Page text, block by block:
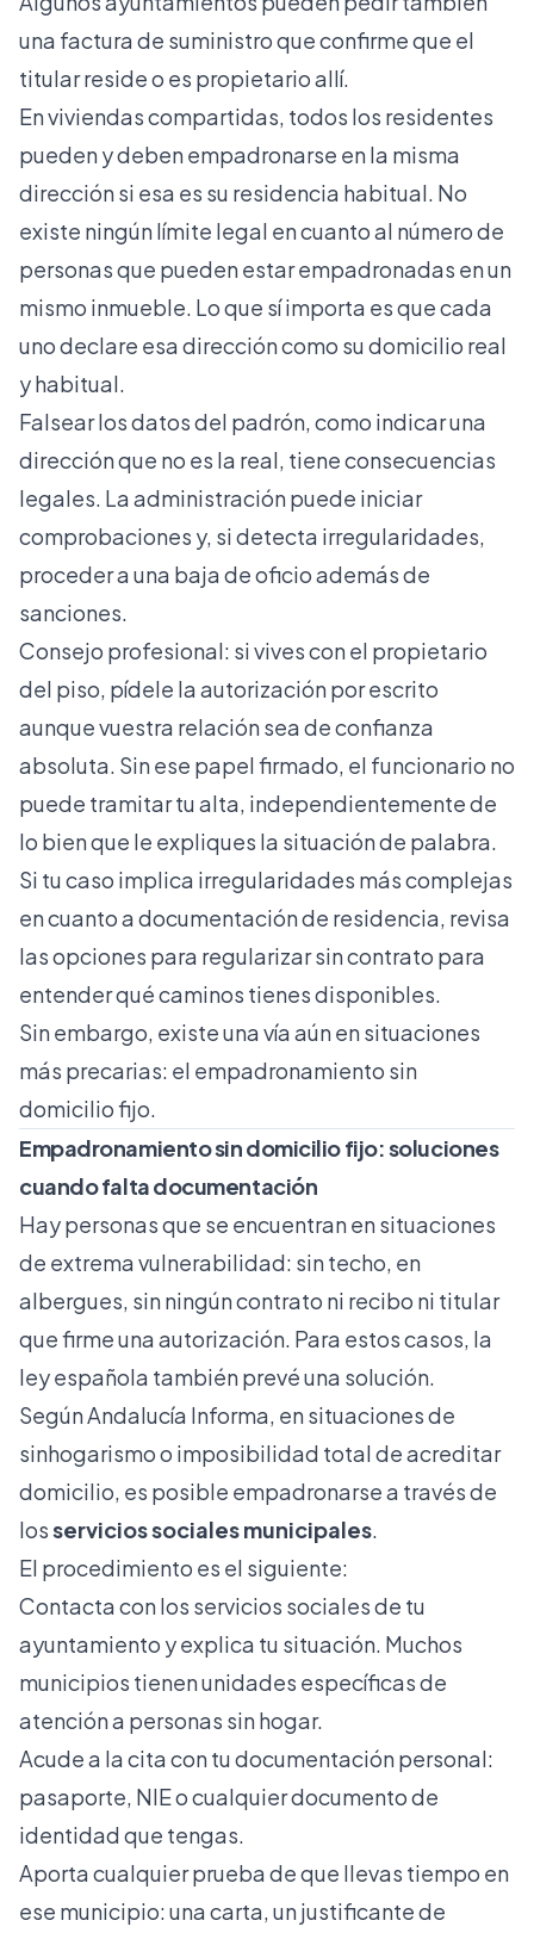
una factura de suministro que confirme que el
titular reside o es propietario allí.
En viviendas compartidas, todos los residentes
pueden y deben empadronarse en la misma
dirección si esa es su residencia habitual. No
existe ningún límite legal en cuanto al número de
personas que pueden estar empadronadas en un
mismo inmueble. Lo que sí importa es que cada
uno declare esa dirección como su domicilio real
y habitual.
Falsear los datos del padrón, como indicar una
dirección que no es la real, tiene consecuencias
legales. La administración puede iniciar
comprobaciones y, si detecta irregularidades,
proceder a una baja de oficio además de
sanciones.
Consejo profesional: si vives con el propietario
del piso, pídele la autorización por escrito
aunque vuestra relación sea de confianza
absoluta. Sin ese papel firmado, el funcionario no
puede tramitar tu alta, independientemente de
lo bien que le expliques la situación de palabra.
Si tu caso implica irregularidades más complejas
en cuanto a documentación de residencia, revisa
lasopciones para regularizar sin contrato para
entender qué caminos tienes disponibles.
Sin embargo, existe una vía aún en situaciones
más precarias: el empadronamiento sin
domicilio fijo.
Empadronamiento sin domicilio fijo: soluciones
cuando falta documentación
Hay personas que se encuentran en situaciones
de extrema vulnerabilidad: sin techo, en
albergues, sin ningún contrato ni recibo ni titular
que firme una autorización. Para estos casos, la
ley española también prevé una solución.
SegúnAndalucía Informa, en situaciones de
sinhogarismo o imposibilidad total de acreditar
domicilio, es posible empadronarse a través de
losservicios sociales municipales.
El procedimiento es el siguiente:
Contacta con los servicios sociales de tu
ayuntamiento y explica tu situación. Muchos
municipios tienen unidades específicas de
atención a personas sin hogar.
Acude a la cita con tu documentación personal:
pasaporte, NIE o cualquier documento de
identidad que tengas.
Aporta cualquier prueba de que llevas tiempo en
ese municipio: una carta, un justificante de